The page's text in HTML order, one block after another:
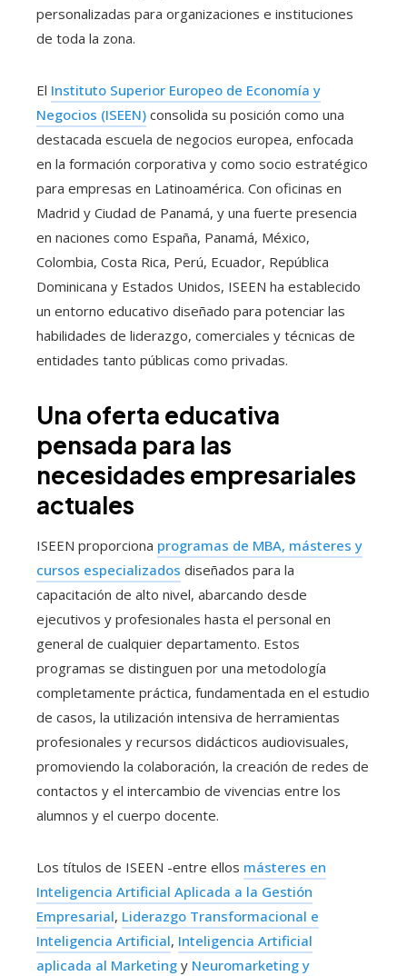
personalizadas para organizaciones e instituciones
de toda la zona.
El Instituto Superior Europeo de Economía y
Negocios (ISEEN) consolida su posición como una
destacada escuela de negocios europea, enfocada
en la formación corporativa y como socio estratégico
para empresas en Latinoamérica. Con oficinas en
Madrid y Ciudad de Panamá, y una fuerte presencia
en naciones como España, Panamá, México,
Colombia, Costa Rica, Perú, Ecuador, República
Dominicana y Estados Unidos, ISEEN ha establecido
un entorno educativo diseñado para potenciar las
habilidades de liderazgo, comerciales y técnicas de
entidades tanto públicas como privadas.
Una oferta educativa
pensada para las
necesidades empresariales
actuales
ISEEN proporciona programas de MBA, másteres y
cursos especializados diseñados para la
capacitación de alto nivel, abarcando desde
ejecutivos y profesionales hasta el personal en
general de cualquier departamento. Estos
programas se distinguen por una metodología
completamente práctica, fundamentada en el estudio
de casos, la utilización intensiva de herramientas
profesionales y recursos didácticos audiovisuales,
promoviendo la colaboración, la creación de redes de
contactos y el intercambio de vivencias entre los
alumnos y el cuerpo docente.
Los títulos de ISEEN -entre ellos másteres en
Inteligencia Artificial Aplicada a la Gestión
Empresarial, Liderazgo Transformacional e
Inteligencia Artificial, Inteligencia Artificial
aplicada al Marketing y Neuromarketing y